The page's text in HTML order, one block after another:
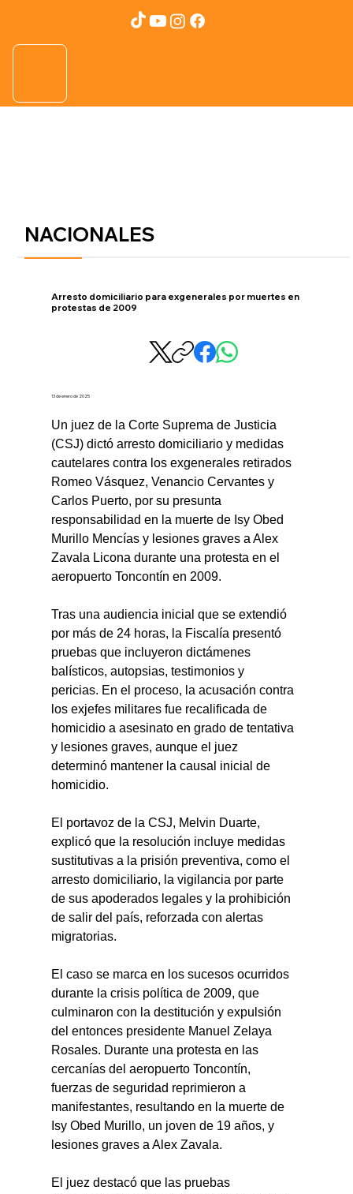
NACIONALES
Arresto domiciliario para exgenerales por muertes en
protestas de 2009
13 de enero de 2025
Un juez de la Corte Suprema de Justicia
(CSJ) dictó arresto domiciliario y medidas
cautelares contra los exgenerales retirados
Romeo Vásquez, Venancio Cervantes y
Carlos Puerto, por su presunta
responsabilidad en la muerte de Isy Obed
Murillo Mencías y lesiones graves a Alex
Zavala Licona durante una protesta en el
aeropuerto Toncontín en 2009.
Tras una audiencia inicial que se extendió
por más de 24 horas, la Fiscalía presentó
pruebas que incluyeron dictámenes
balísticos, autopsias, testimonios y
pericias. En el proceso, la acusación contra
los exjefes militares fue recalificada de
homicidio a asesinato en grado de tentativa
y lesiones graves, aunque el juez
determinó mantener la causal inicial de
homicidio.
El portavoz de la CSJ, Melvin Duarte,
explicó que la resolución incluye medidas
sustitutivas a la prisión preventiva, como el
arresto domiciliario, la vigilancia por parte
de sus apoderados legales y la prohibición
de salir del país, reforzada con alertas
migratorias.
El caso se marca en los sucesos ocurridos
durante la crisis política de 2009, que
culminaron con la destitución y expulsión
del entonces presidente Manuel Zelaya
Rosales. Durante una protesta en las
cercanías del aeropuerto Toncontín,
fuerzas de seguridad reprimieron a
manifestantes, resultando en la muerte de
Isy Obed Murillo, un joven de 19 años, y
lesiones graves a Alex Zavala.
El juez destacó que las pruebas